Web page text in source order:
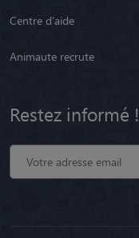
Centre d'aide
Animaute recrute
Restez informé !